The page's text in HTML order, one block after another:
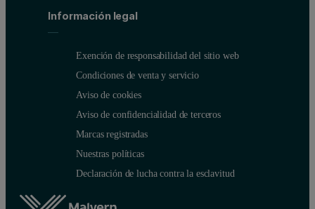
Información legal
Exención de responsabilidad del sitio web
Condiciones de venta y servicio
Aviso de cookies
Aviso de confidencialidad de terceros
Marcas registradas
Nuestras políticas
Declaración de lucha contra la esclavitud